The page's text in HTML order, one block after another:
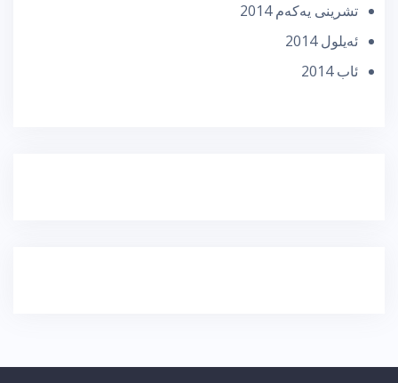
تشرینی یه‌كه‌م 2014
ئه‌یلول 2014
ئاب 2014